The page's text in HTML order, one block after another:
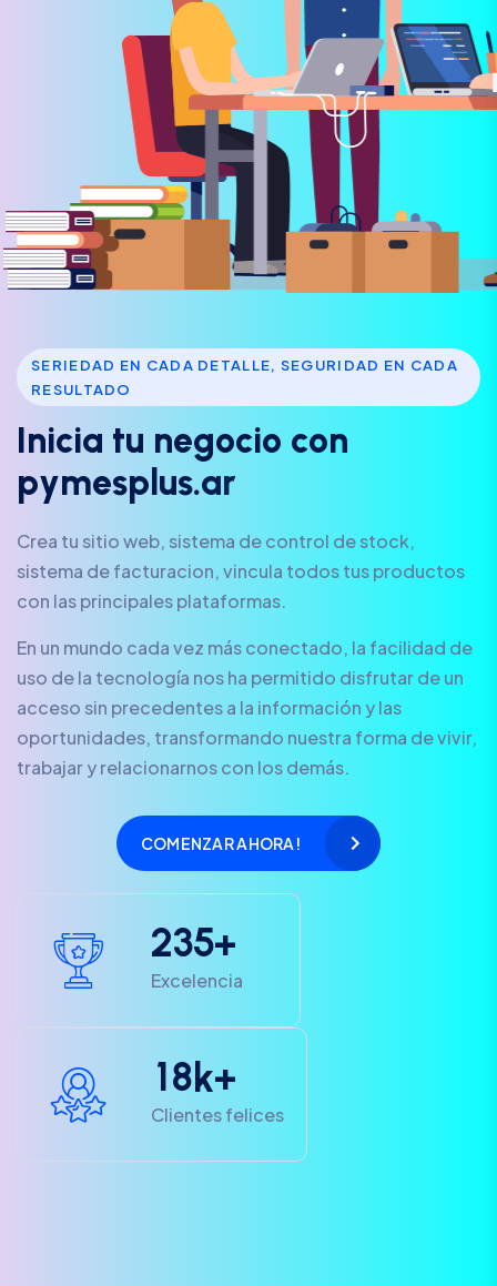
SERIEDAD EN CADA DETALLE, SEGURIDAD EN CADA
RESULTADO
Inicia tu negocio con
pymesp us.ar
Crea tu sitio web, sistema de control de stock,
sistema de facturacion, vincula todos tus productos
con las principales plataformas.
En un mundo cada vez más conectado, la facilidad de
uso de la tecnología nos ha permitido disfrutar de un
acceso sin precedentes a la información y las
oportunidades, transformando nuestra forma de vivir,
trabajar y relacionarnos con los demás.
COMENZAR AHORA!
235+
Excelencia
18k+
Clientes felices